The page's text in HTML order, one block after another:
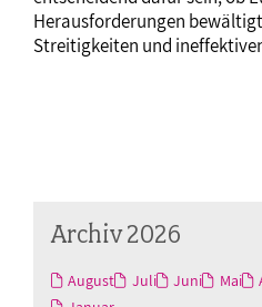
Herausforderungen
Streitigkeiten und
Archiv 2026
August Juli Juni Mai